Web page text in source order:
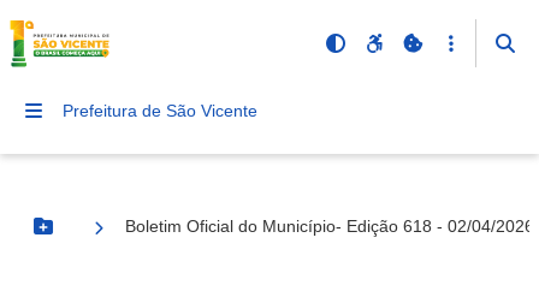
Prefeitura de São Vicente
Botão Menu
Boletim Oficial do Município- Edição 618 - 02/04/2026